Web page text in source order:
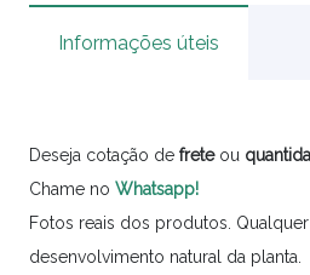
Informações úteis
Deseja cotação de freteou
Chame no Whatsapp!
Fotos reais dos produtos.
desenvolvimento natural da planta.